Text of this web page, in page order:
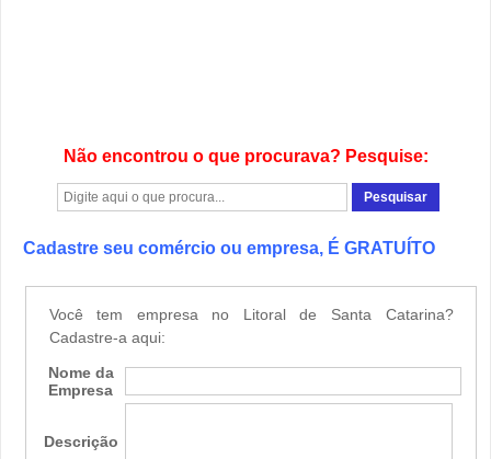
Não encontrou o que procurava? Pesquise:
Cadastre seu comércio ou empresa, É GRATUÍTO
Você tem empresa no Litoral de Santa Catarina?
Cadastre-a aqui:
Nome da
Empresa
Descrição